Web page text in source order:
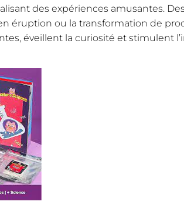
des expériences amusantes.
éruption ou la transformation de
éveillent la curiosité et stimulent